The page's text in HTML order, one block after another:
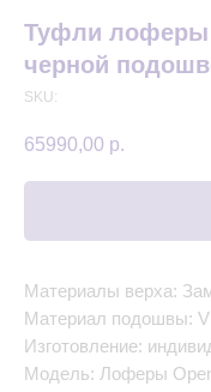
Туфли лоферы
черной
SKU:
65990,00 р.
Материалы верха:
Материал подошвы:
Изготовление:
Модель: Лоферы